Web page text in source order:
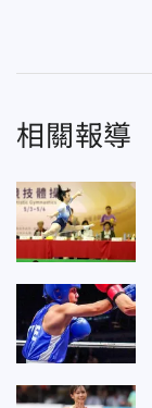
相關報導